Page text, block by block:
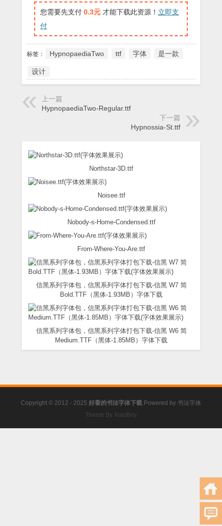
您需要先支付 0.3元 才能下载此资源！ 立即支
付
标签： HypnopaediaTwo ttf 字体 是一款
设计
上一篇
HypnopaediaTwo-Regular.ttf
下一篇
Hypnossia-St.ttf
Northstar-3D.ttf
Noisee.ttf
Nobody-s-Home-Condensed.ttf
From-Where-You-Are.ttf
信黑系列字体包，信黑系列字体打包下载-信黑 W7 简
Bold.TTF（黑体-1.93MB）字体下载
信黑系列字体包，信黑系列字体打包下载-信黑 W6 简
Medium.TTF（黑体-1.85MB）字体下载
Copyright © 2012 - 2025 好看的书法字体下载 Powered by 书法字体
Theme By XiaoBoy